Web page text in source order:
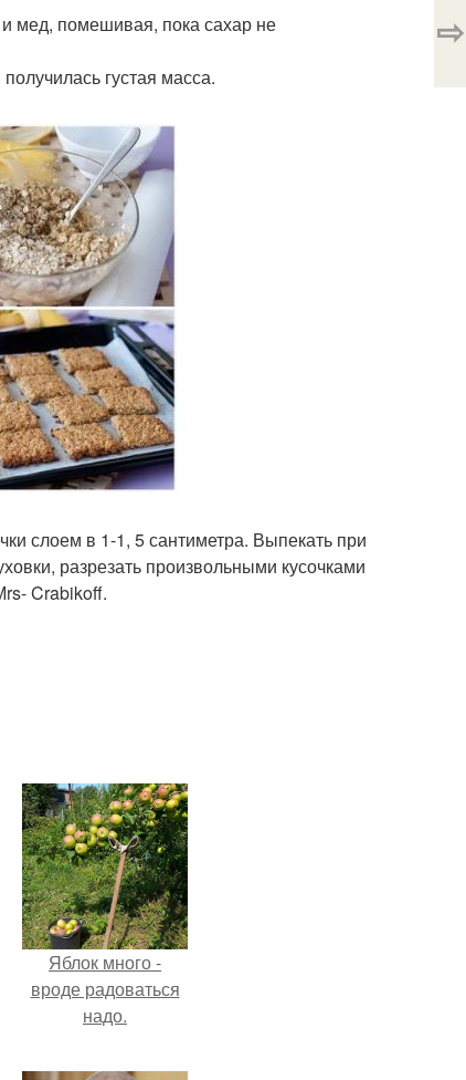
мед, помешивая, пока сахар не
густая масса.
слоем в 1-1, 5 сантиметра. Выпекать при
разрезать произвольными кусочками
Crabikoff.
⇨
Яблок много -
вроде радоваться
надо.